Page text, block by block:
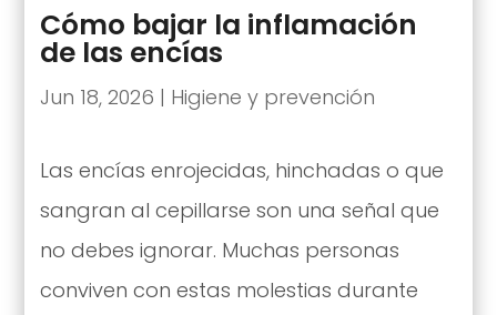
Cómo bajar la inflamación
de las encías
Jun 18, 2026 | Higiene y prevención
Las encías enrojecidas, hinchadas o que
sangran al cepillarse son una señal que
no debes ignorar. Muchas personas
conviven con estas molestias durante